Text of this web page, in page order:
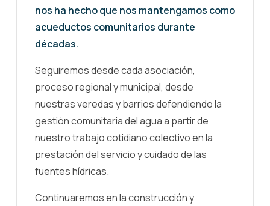
nos ha hecho que nos mantengamos como
acueductos comunitarios durante
décadas.
Seguiremos desde cada asociación,
proceso regional y municipal, desde
nuestras veredas y barrios defendiendo la
gestión comunitaria del agua a partir de
nuestro trabajo cotidiano colectivo en la
prestación del servicio y cuidado de las
fuentes hídricas.
Continuaremos en la construcción y